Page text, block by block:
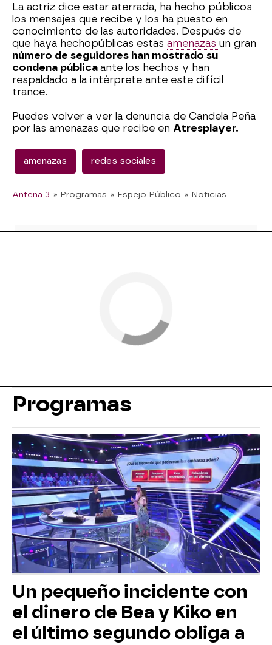
La actriz dice estar aterrada, ha hecho públicos
los mensajes que recibe y los ha puesto en
conocimiento de las autoridades. Después de
que haya hechopúblicas estas amenazas un gran
número de seguidores han mostrado su
condena pública ante los hechos y han
respaldado a la intérprete ante este difícil
trance.
Puedes volver a ver la denuncia de Candela Peña
por las amenazas que recibe en Atresplayer.
amenazas redes sociales
Antena 3 » Programas » Espejo Público » Noticias
Programas
Un pequeño incidente con
el dinero de Bea y Kiko en
el último segundo obliga a